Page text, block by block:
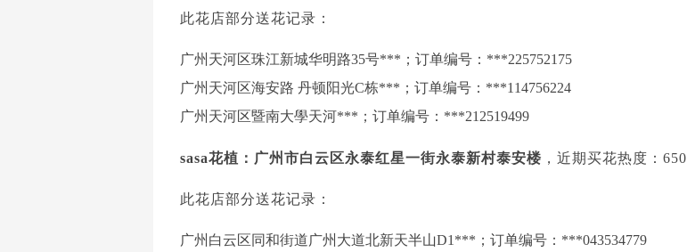
此花店部分送花记录：
广州天河区珠江新城华明路35号***；订单编号：***225752175
广州天河区海安路 丹顿阳光C栋***；订单编号：***114756224
广州天河区暨南大學天河***；订单编号：***212519499
sasa花植：广州市白云区永泰红星一街永泰新村泰安楼 ，近期买花热度：650
此花店部分送花记录：
广州白云区同和街道广州大道北新天半山D1***；订单编号：***043534779